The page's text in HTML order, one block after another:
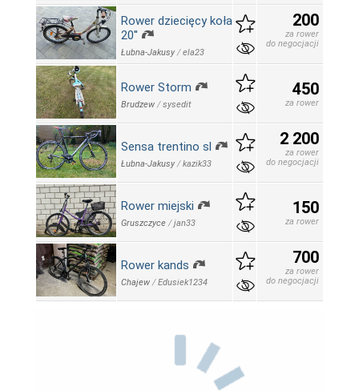
Rower dziecięcy koła
20''
Łubna-Jakusy /ela23
200
za rower
do negocjacji
Rower Storm
Brudzew /sysedit
450
za rower
Sensa trentino sl
Łubna-Jakusy /kazik33
2 200
za rower
do negocjacji
Rower miejski
Gruszczyce /jan33
150
za rower
Rower kands
Chajew /Edusiek1234
700
za rower
do negocjacji